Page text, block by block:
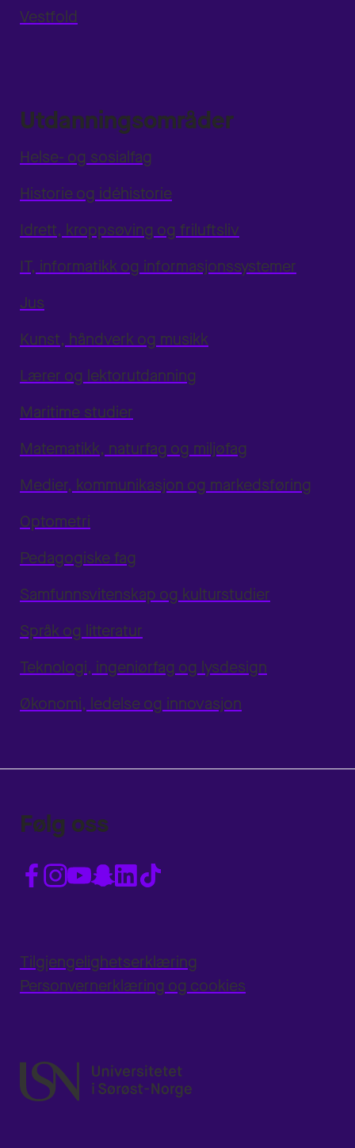
Vestfold
Utdanningsområder
Helse- og sosialfag
Historie og idéhistorie
Idrett, kroppsøving og friluftsliv
IT, informatikk og informasjonssystemer
Jus
Kunst, håndverk og musikk
Lærer og lektorutdanning
Maritime studier
Matematikk, naturfag og miljøfag
Medier, kommunikasjon og markedsføring
Optometri
Pedagogiske fag
Samfunnsvitenskap og kulturstudier
Språk og litteratur
Teknologi, ingeniørfag og lysdesign
Økonomi, ledelse og innovasjon
Følg oss
Tilgjengelighetserklæring
Personvernerklæring og cookies